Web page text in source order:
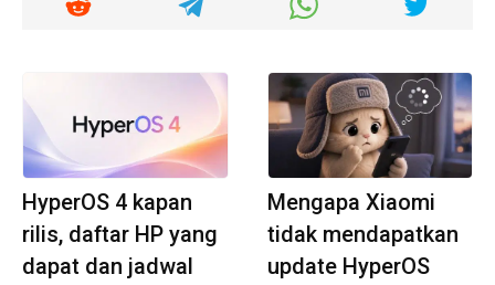
HyperOS 4 kapan
rilis, daftar HP yang
dapat dan jadwal
Mengapa Xiaomi
tidak mendapatkan
update HyperOS